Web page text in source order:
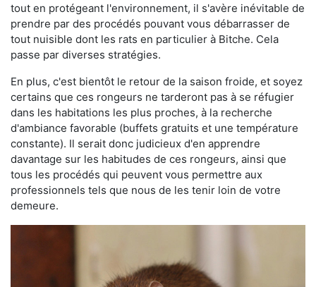
tout en protégeant l'environnement, il s'avère inévitable de
prendre par des procédés pouvant vous débarrasser de
tout nuisible dont les rats en particulier à Bitche. Cela
passe par diverses stratégies.
En plus, c'est bientôt le retour de la saison froide, et soyez
certains que ces rongeurs ne tarderont pas à se réfugier
dans les habitations les plus proches, à la recherche
d'ambiance favorable (buffets gratuits et une température
constante). Il serait donc judicieux d'en apprendre
davantage sur les habitudes de ces rongeurs, ainsi que
tous les procédés qui peuvent vous permettre aux
professionnels tels que nous de les tenir loin de votre
demeure.